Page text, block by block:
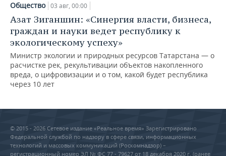
Общество 03 авг, 00:00
Азат Зиганшин: «Синергия власти, бизнеса,
граждан и науки ведет республику к
экологическому успеху»
Министр экологии и природных ресурсов Татарстана — о
расчистке рек, рекультивации объектов накопленного
вреда, о цифровизации и о том, какой будет республика
через 10 лет
© 2015 - 2026 Сетевое издание «Реальное время» Зарегистрировано
Федеральной службой по надзору в сфере связи, информационных
технологий и массовых коммуникаций (Роскомнадзор) –
регистрационный номер ЭЛ № ФС 77 - 79627 от 18 декабря 2020 г. (ранее